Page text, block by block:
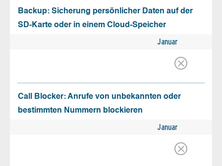
Backup: Sicherung persönlicher Daten auf der
SD-Karte oder in einem Cloud-Speicher
Januar
Call Blocker: Anrufe von unbekannten oder
bestimmten Nummern blockieren
Januar